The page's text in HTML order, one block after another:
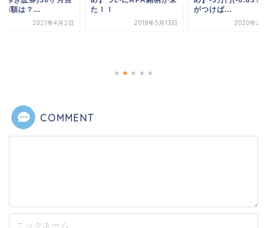
価額は？...
2021年4月2日
た！！
2018年5月13日
がつけば...
2020年2
COMMENT